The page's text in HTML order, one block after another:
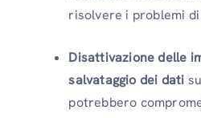
risolvere i problemi
Disattivazione delle
salvataggio dei dati
potrebbero